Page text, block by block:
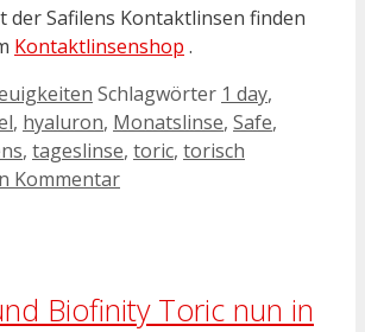
der Safilens Kontaktlinsen finden
Kontaktlinsenshop .
Schlagwörter 1 day,
, hyaluron, Monatslinse, Safe,
, tageslinse, toric, torisch
Kommentar
Biofinity Toric nun in